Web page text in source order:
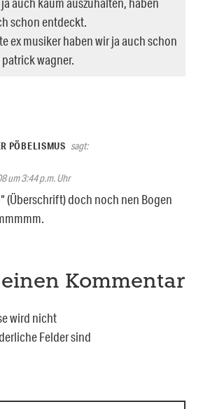
schon entdeckt.
ex musiker haben wir ja auch schon
wagner.
PÖBELISMUS sagt:
um 3:44 p.m. Uhr
(Überschrift) doch noch nen Bogen
Kommentar
wird nicht
Felder sind